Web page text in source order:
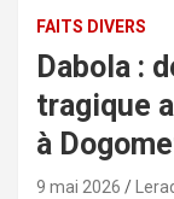
FAITS DIVERS
Dabola :
tragique
à
9 mai 2026